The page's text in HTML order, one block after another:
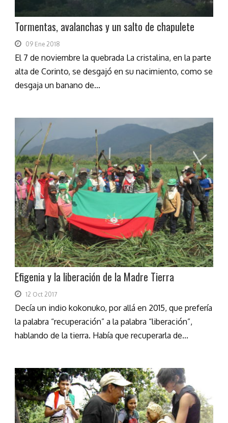
Tormentas, avalanchas y un salto de chapulete
09 Ene 2018
El 7 de noviembre la quebrada La cristalina, en la parte
alta de Corinto, se desgajó en su nacimiento, como se
desgaja un banano de...
Efigenia y la liberación de la Madre Tierra
12 Oct 2017
Decía un indio kokonuko, por allá en 2015, que prefería
la palabra “recuperación” a la palabra “liberación”,
hablando de la tierra. Había que recuperarla de...